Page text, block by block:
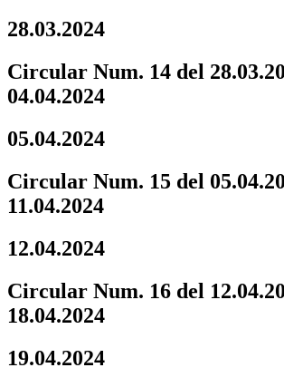
28.03.2024
Circular Num. 14 del
04.04.2024
05.04.2024
Circular Num. 15 del
11.04.2024
12.04.2024
Circular Num. 16 del
18.04.2024
19.04.2024